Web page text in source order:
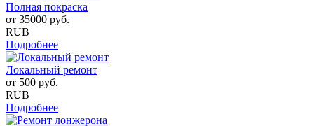
Полная покраска
от 35000 руб.
RUB
Подробнее
Локальный ремонт
от 500 руб.
RUB
Подробнее